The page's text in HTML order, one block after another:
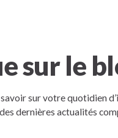
sur le
sur votre quotidien
dernières actualités